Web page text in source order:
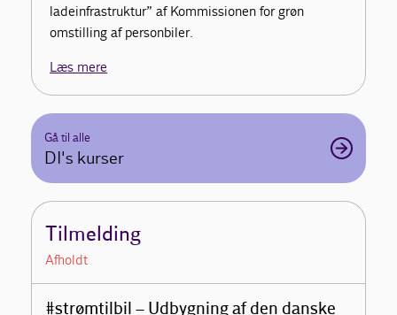
ladeinfrastruktur” af Kommissionen for grøn
omstilling af personbiler.
Læs mere
Gå til alle
DI's kurser
Tilmelding
Afholdt
#strømtilbil – Udbygning af den danske